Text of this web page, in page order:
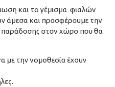
και το γέμισμα φιαλών
άμεσα και προσφέρουμε την
στον χώρο που θα
με την νομοθεσία έχουν